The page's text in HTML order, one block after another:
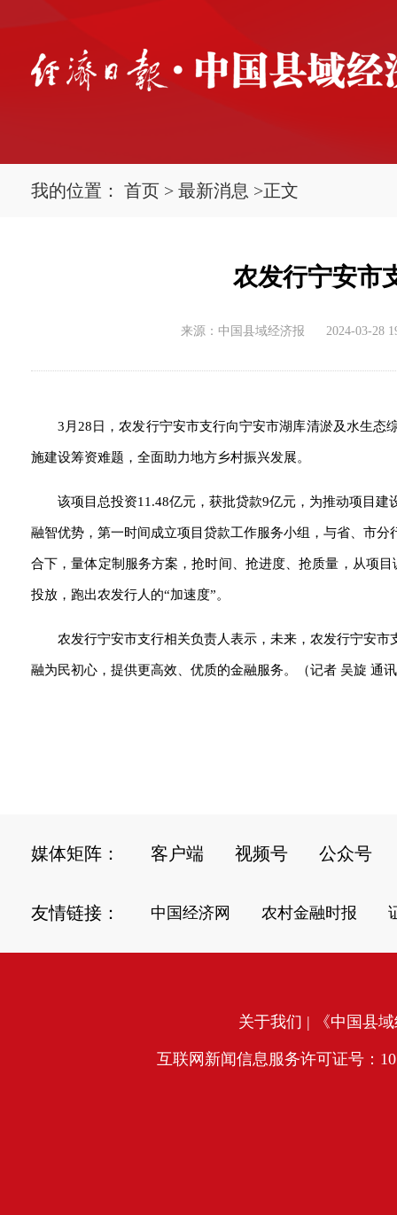
我的位置： 首页 > 最新消息 >正文
农发行宁安市
来源：中国县域经济报 2024-03-28
3月28日，农发行宁安市支行向宁安市湖库清淤及水生态
施建设筹资难题，全面助力地方乡村振兴发展。
该项目总投资11.48亿元，获批贷款9亿元，为推动项目
融智优势，第一时间成立项目贷款工作服务小组，与省、市
合下，量体定制服务方案，抢时间、抢进度、抢质量，从项
投放，跑出农发行人的“加速度”。
农发行宁安市支行相关负责人表示，未来，农发行宁安
融为民初心，提供更高效、优质的金融服务。（记者 吴旋 通
媒体矩阵： 客户端 视频号 公众号
友情链接： 中国经济网 农村金融时报
关于我们 | 《中国县
互联网新闻信息服务许可证号：